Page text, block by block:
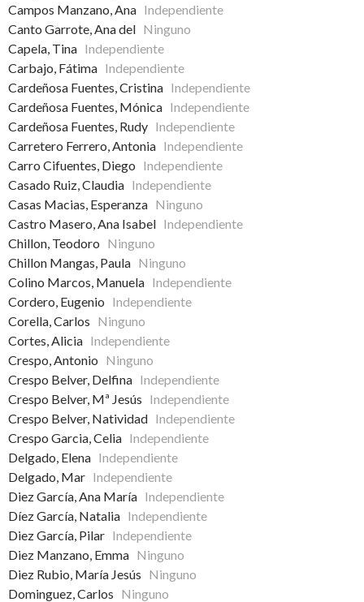
Campos Manzano, Ana Independiente
Canto Garrote, Ana del Ninguno
Capela, Tina Independiente
Carbajo, Fátima Independiente
Cardeñosa Fuentes, Cristina Independiente
Cardeñosa Fuentes, Mónica Independiente
Cardeñosa Fuentes, Rudy Independiente
Carretero Ferrero, Antonia Independiente
Carro Cifuentes, Diego Independiente
Casado Ruiz, Claudia Independiente
Casas Macias, Esperanza Ninguno
Castro Masero, Ana Isabel Independiente
Chillon, Teodoro Ninguno
Chillon Mangas, Paula Ninguno
Colino Marcos, Manuela Independiente
Cordero, Eugenio Independiente
Corella, Carlos Ninguno
Cortes, Alicia Independiente
Crespo, Antonio Ninguno
Crespo Belver, Delfina Independiente
Crespo Belver, Mª Jesús Independiente
Crespo Belver, Natividad Independiente
Crespo Garcia, Celia Independiente
Delgado, Elena Independiente
Delgado, Mar Independiente
Diez García, Ana María Independiente
Díez García, Natalia Independiente
Diez García, Pilar Independiente
Diez Manzano, Emma Ninguno
Diez Rubio, María Jesús Ninguno
Dominguez, Carlos Ninguno